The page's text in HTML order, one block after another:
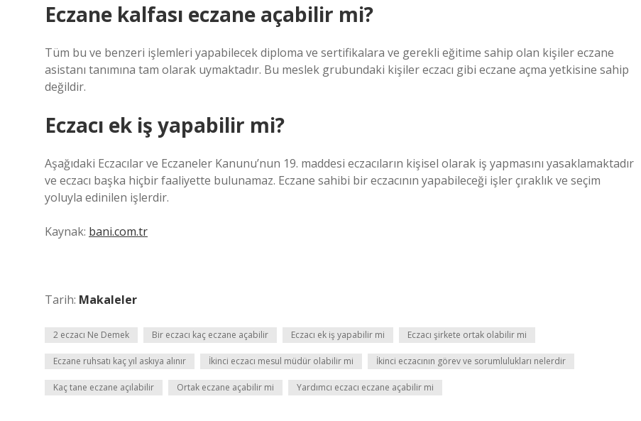
Eczane kalfası eczane açabilir mi?
Tüm bu ve benzeri işlemleri yapabilecek diploma ve sertifikalara ve gerekli eğitime sahip olan kişiler eczane
asistanı tanımına tam olarak uymaktadır. Bu meslek grubundaki kişiler eczacı gibi eczane açma yetkisine sahip
değildir.
Eczacı ek iş yapabilir mi?
Aşağıdaki Eczacılar ve Eczaneler Kanunu’nun 19. maddesi eczacıların kişisel olarak iş yapmasını yasaklamaktadır
ve eczacı başka hiçbir faaliyette bulunamaz. Eczane sahibi bir eczacının yapabileceği işler çıraklık ve seçim
yoluyla edinilen işlerdir.
Kaynak: bani.com.tr
Tarih: Makaleler
2 eczacı Ne Demek Bir eczacı kaç eczane açabilir Eczacı ek iş yapabilir mi Eczacı şirkete ortak olabilir mi
Eczane ruhsatı kaç yıl askıya alınır İkinci eczacı mesul müdür olabilir mi İkinci eczacının görev ve sorumlulukları nelerdir
Kaç tane eczane açılabilir Ortak eczane açabilir mi Yardımcı eczacı eczane açabilir mi